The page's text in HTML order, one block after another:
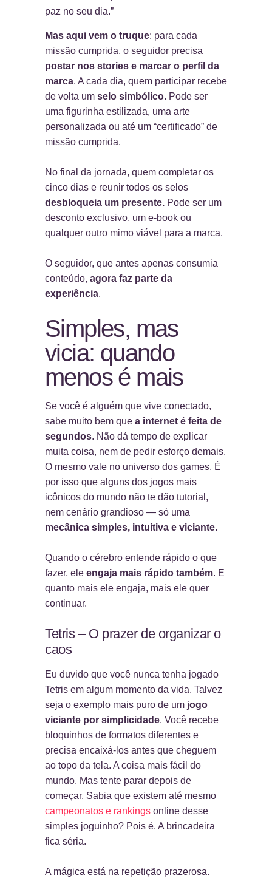
paz no seu dia.”
Mas aqui vem o truque: para cada
missão cumprida, o seguidor precisa
postar nos stories e marcar o perfil da
marca. A cada dia, quem participar recebe
de volta um selo simbólico. Pode ser
uma figurinha estilizada, uma arte
personalizada ou até um “certificado” de
missão cumprida.
No final da jornada, quem completar os
cinco dias e reunir todos os selos
desbloqueia um presente. Pode ser um
desconto exclusivo, um e-book ou
qualquer outro mimo viável para a marca.
O seguidor, que antes apenas consumia
conteúdo, agora faz parte da
experiência.
Simples, mas
vicia: quando
menos é mais
Se você é alguém que vive conectado,
sabe muito bem que a internet é feita de
segundos. Não dá tempo de explicar
muita coisa, nem de pedir esforço demais.
O mesmo vale no universo dos games. É
por isso que alguns dos jogos mais
icônicos do mundo não te dão tutorial,
nem cenário grandioso — só uma
mecânica simples, intuitiva e viciante.
Quando o cérebro entende rápido o que
fazer, ele engaja mais rápido também. E
quanto mais ele engaja, mais ele quer
continuar.
Tetris – O prazer de organizar o
caos
Eu duvido que você nunca tenha jogado
Tetris em algum momento da vida. Talvez
seja o exemplo mais puro de um jogo
viciante por simplicidade. Você recebe
bloquinhos de formatos diferentes e
precisa encaixá-los antes que cheguem
ao topo da tela. A coisa mais fácil do
mundo. Mas tente parar depois de
começar. Sabia que existem até mesmo
campeonatos e rankings online desse
simples joguinho? Pois é. A brincadeira
fica séria.
A mágica está na repetição prazerosa.